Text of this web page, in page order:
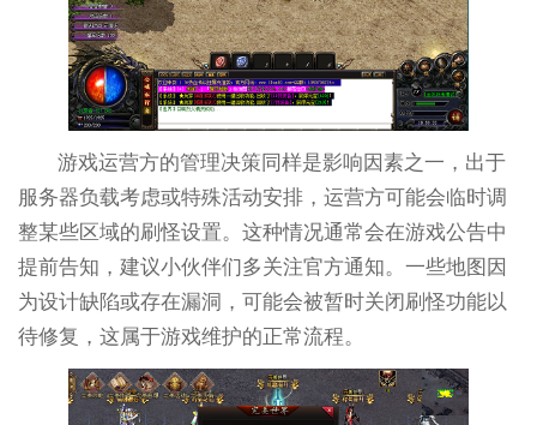
游戏运营方的管理决策同样是影响因素之一，出于
服务器负载考虑或特殊活动安排，运营方可能会临时调
整某些区域的刷怪设置。这种情况通常会在游戏公告中
提前告知，建议小伙伴们多关注官方通知。一些地图因
为设计缺陷或存在漏洞，可能会被暂时关闭刷怪功能以
待修复，这属于游戏维护的正常流程。